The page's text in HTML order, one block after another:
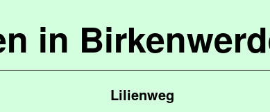
in
Lilienweg